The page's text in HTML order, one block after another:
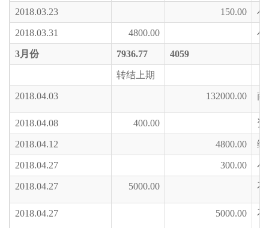
2018.03.23 150.00 小
2018.03.31 4800.00 小
3月份 7936.77 4059
转结上期
2018.04.03 132000.00 南
2018.04.08 400.00 资
2018.04.12 4800.00 绿
2018.04.27 300.00 小
2018.04.27 5000.00 石
2018.04.27 5000.00 石